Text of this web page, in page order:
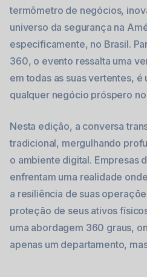
termômetro de negócios,
universo da segurança na
especificamente, no Brasil.
360, o evento ressalta uma
em todas as suas vertentes,
qualquer negócio próspero
Nesta edição, a conversa
tradicional, mergulhando
o ambiente digital. Empresas
enfrentam uma realidade
a resiliência de suas
proteção de seus ativos
uma abordagem 360 graus,
apenas um departamento,